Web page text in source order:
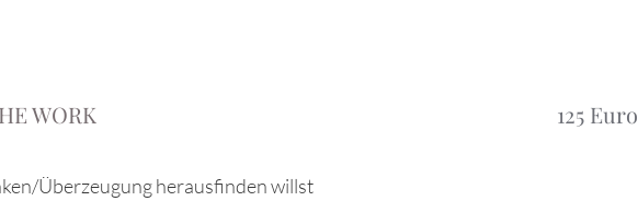
WORK 125 Euro
Überzeugung herausfinden willst